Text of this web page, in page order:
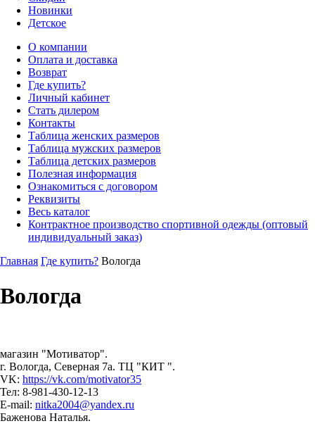
Новинки
Детское
О компании
Оплата и доставка
Возврат
Где купить?
Личный кабинет
Стать дилером
Контакты
Таблица женских размеров
Таблица мужских размеров
Таблица детских размеров
Полезная информация
Ознакомиться с договором
Реквизиты
Весь каталог
Контрактное производство спортивной одежды (оптовый
индивидуальный заказ)
Главная Где купить? Вологда
Вологда
магазин "Мотиватор".
г. Вологда, Северная 7а. ТЦ "КИТ ".
VK: https://vk.com/motivator35
Тел: 8-981-430-12-13
E-mail: nitka2004@yandex.ru
Баженова Наталья.